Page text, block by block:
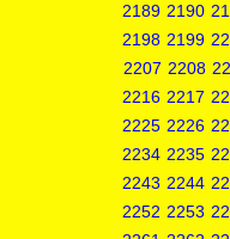
2189 2190
2198 2199
2207 2208
2216 2217
2225 2226
2234 2235
2243 2244
2252 2253